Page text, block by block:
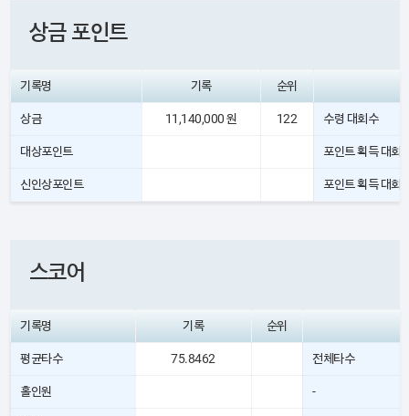
상금 포인트
기록명 기록 순위
상금 11,140,000 원 122 수령 대회수
대상포인트 포인트 획득 대회
신인상포인트 포인트 획득 대회
스코어
기록명 기록 순위
평균타수 75.8462 전체타수
홀인원 -